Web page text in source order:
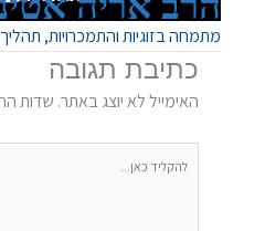
מתמחה בזוגיות והתמכרויות, תהליך
כתיבת תגובה
האימייל לא יוצג באתר. שדות
להקליד